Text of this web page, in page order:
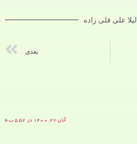
لیلا علی قلی زاده
بعدی
آبان ۲۷, ۱۴۰۰ در ۵:۵۲ ب.ظ